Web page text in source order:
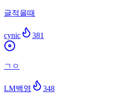
글적을때
cynic 381
ㄱㅇ
LM백영 348